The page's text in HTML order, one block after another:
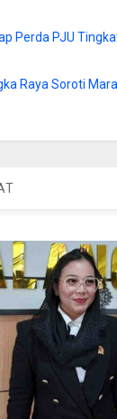
Perda PJU
Raya Soroti